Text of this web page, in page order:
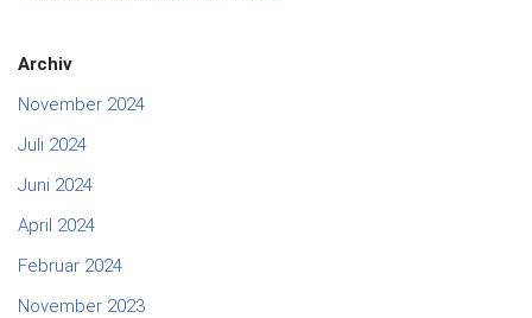
Archiv
November 2024
Juli 2024
Juni 2024
April 2024
Februar 2024
November 2023